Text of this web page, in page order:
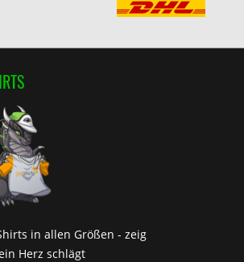
in allen Größen - zeig
Herz schlägt